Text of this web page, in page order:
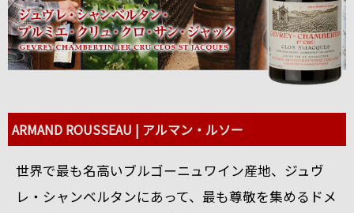
ARMAND ROUSSEAU | アルマン・ルソー
世界で最も名高いブルゴーニュワイン産地、ジュヴ
レ・シャンベルタンにあって、最も尊敬を集めるドメ